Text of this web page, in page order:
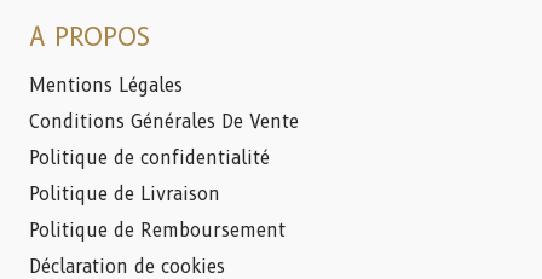
A PROPOS
Mentions Légales
Conditions Générales De Vente
Politique de confidentialité
Politique de Livraison
Politique de Remboursement
Déclaration de cookies